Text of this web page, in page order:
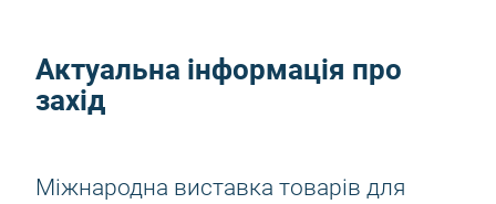
Актуальна інформація про
захід
Міжнародна виставка товарів для